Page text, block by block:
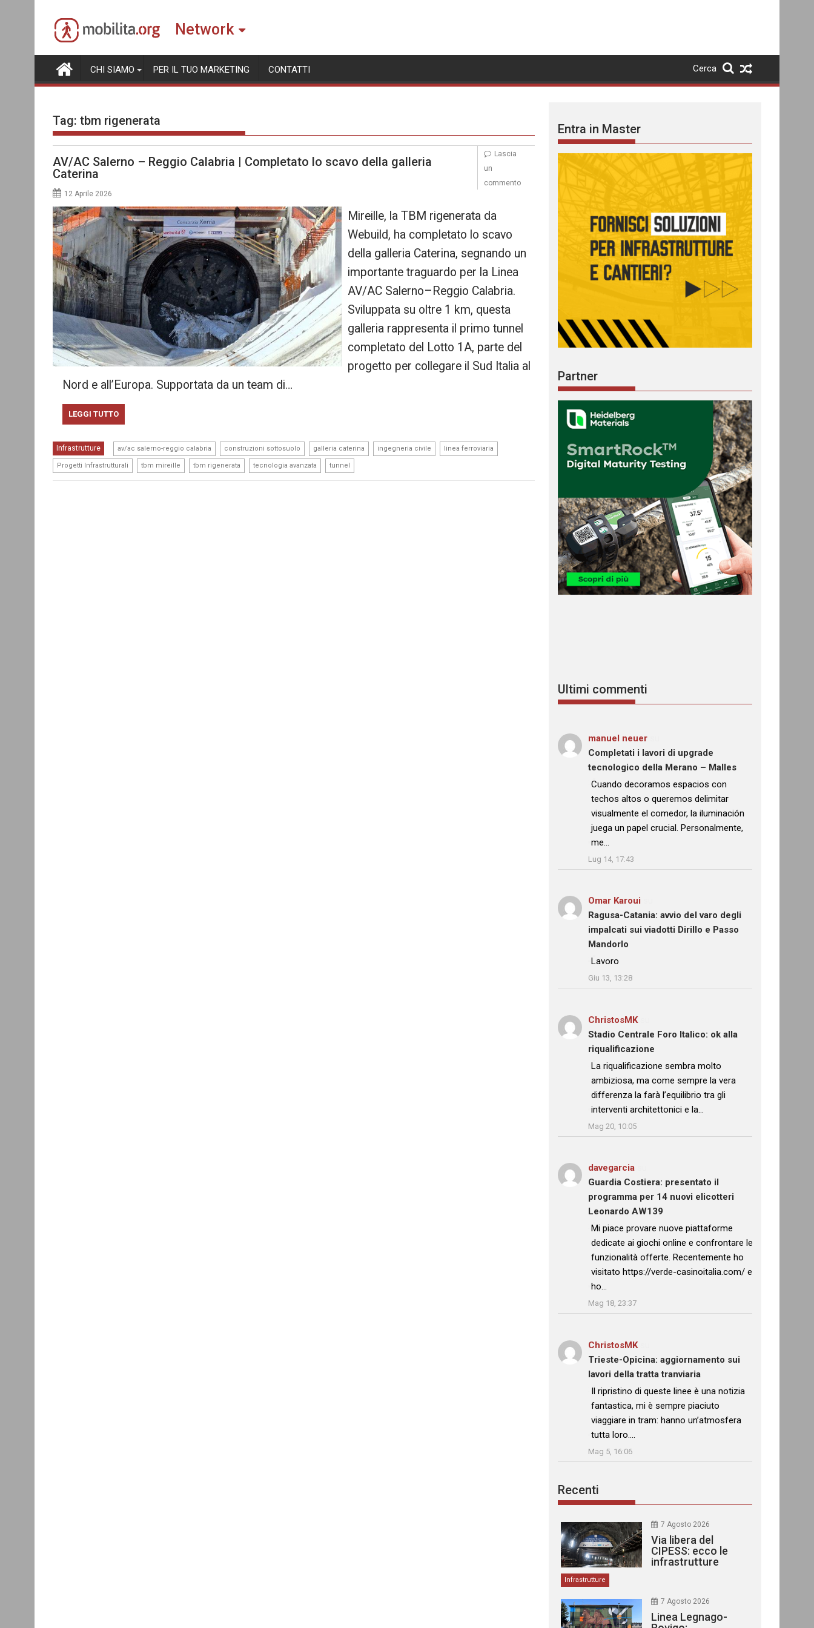
content
Network
CHI SIAMO PER IL TUO MARKETING CONTATTI Cerca
Tag: tbm rigenerata
AV/AC Salerno – Reggio Calabria | Completato lo scavo della galleria
Caterina
12 Aprile 2026
Mireille, la TBM rigenerata da
Webuild, ha completato lo scavo
della galleria Caterina, segnando un
importante traguardo per la Linea
AV/AC Salerno–Reggio Calabria.
Sviluppata su oltre 1 km, questa
galleria rappresenta il primo tunnel
completato del Lotto 1A, parte del
progetto per collegare il Sud Italia al
Nord e all’Europa. Supportata da un team di…
LEGGI TUTTO
Infrastrutture av/ac salerno-reggio calabria construzioni sottosuolo galleria caterina ingegneria civile linea ferroviaria
Progetti Infrastrutturali tbm mireille tbm rigenerata tecnologia avanzata tunnel
Lascia
un
commento
Entra in Master
Partner
Ultimi commenti
manuel neuer
Completati i lavori di upgrade
tecnologico della Merano – Malles
: “
Cuando decoramos espacios con
techos altos o queremos delimitar
visualmente el comedor, la iluminación
juega un papel crucial. Personalmente,
me…
Lug 14, 17:43
Omar Karoui
Ragusa-Catania: avvio del varo degli
impalcati sui viadotti Dirillo e Passo
Mandorlo
: “Lavoro
Giu 13, 13:28
ChristosMKsu
Stadio Centrale Foro Italico: ok alla
riqualificazione
: “La riqualificazione sembra molto
ambiziosa, ma come sempre la vera
differenza la farà l’equilibrio tra gli
interventi architettonici e la…
Mag 20, 10:05
davegarcia
Guardia Costiera: presentato il
programma per 14 nuovi elicotteri
Leonardo AW139
: “
Mi piace provare nuove piattaforme
dedicate ai giochi online e confrontare le
funzionalità offerte. Recentemente ho
visitato https://verde-casinoitalia.com/ e
ho…
Mag 18, 23:37
ChristosMKsu
Trieste-Opicina: aggiornamento sui
lavori della tratta tranviaria
: “
Il ripristino di queste linee è una notizia
fantastica, mi è sempre piaciuto
viaggiare in tram: hanno un’atmosfera
tutta loro.…
Mag 5, 16:06
Recenti
7 Agosto 2026
Via libera del
CIPESS: ecco le
infrastrutture
Infrastrutture
7 Agosto 2026
Linea Legnago-